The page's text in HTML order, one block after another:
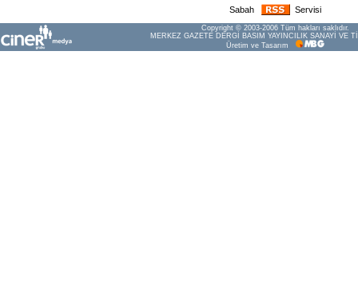
Sabah Servisi
Copyright © 2003-2006 Tüm hakları saklıdır.
MERKEZ GAZETE DERGİ BASIM YAYINCILIK SANAYİ VE
Üretim ve Tasarım